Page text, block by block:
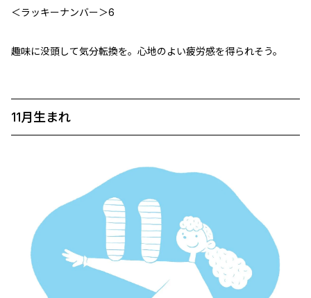
＜ラッキーナンバー＞6
趣味に没頭して気分転換を。心地のよい疲労感を得られそう。
11月生まれ